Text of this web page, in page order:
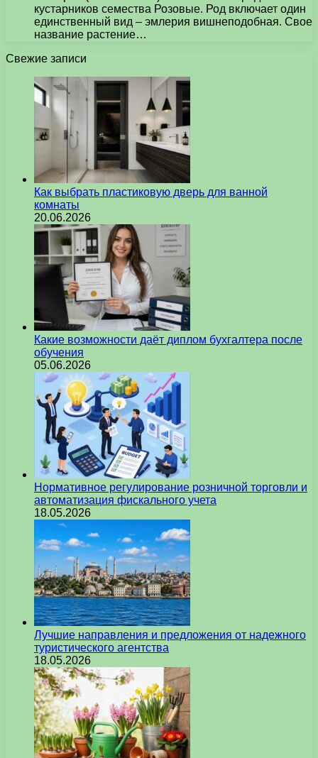
кустарников семества Розовые. Род включает один
единственный вид – эмлерия вишнеподобная. Свое
название растение…
Свежие записи
Как выбрать пластиковую дверь для ванной
комнаты
20.06.2026
Какие возможности даёт диплом бухгалтера после
обучения
05.06.2026
Нормативное регулирование розничной торговли и
автоматизация фискального учета
18.05.2026
Лучшие направления и предложения от надежного
туристического агентства
18.05.2026